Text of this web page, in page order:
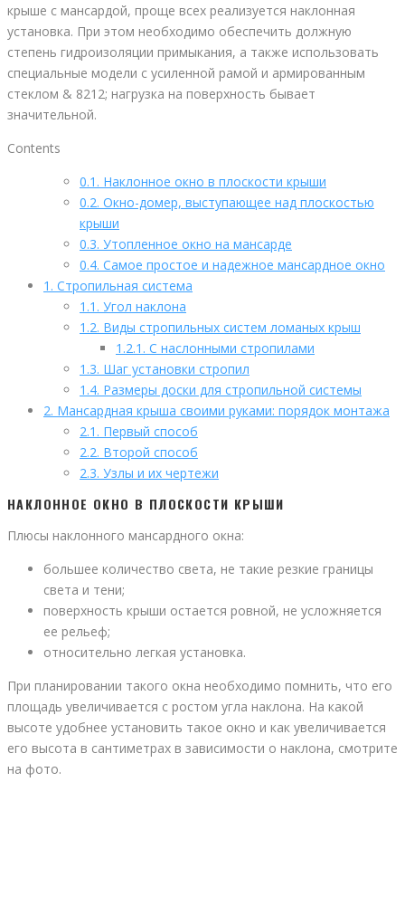
крыше с мансардой, проще всех реализуется наклонная
установка. При этом необходимо обеспечить должную
степень гидроизоляции примыкания, а также использовать
специальные модели с усиленной рамой и армированным
стеклом & 8212; нагрузка на поверхность бывает
значительной.
Contents
0.1. Наклонное окно в плоскости крыши
0.2. Окно-домер, выступающее над плоскостью
крыши
0.3. Утопленное окно на мансарде
0.4. Самое простое и надежное мансардное окно
1. Стропильная система
1.1. Угол наклона
1.2. Виды стропильных систем ломаных крыш
1.2.1. С наслонными стропилами
1.3. Шаг установки стропил
1.4. Размеры доски для стропильной системы
2. Мансардная крыша своими руками: порядок монтажа
2.1. Первый способ
2.2. Второй способ
2.3. Узлы и их чертежи
НАКЛОННОЕ ОКНО В ПЛОСКОСТИ КРЫШИ
Плюсы наклонного мансардного окна:
большее количество света, не такие резкие границы
света и тени;
поверхность крыши остается ровной, не усложняется
ее рельеф;
относительно легкая установка.
При планировании такого окна необходимо помнить, что его
площадь увеличивается с ростом угла наклона. На какой
высоте удобнее установить такое окно и как увеличивается
его высота в сантиметрах в зависимости о наклона, смотрите
на фото.